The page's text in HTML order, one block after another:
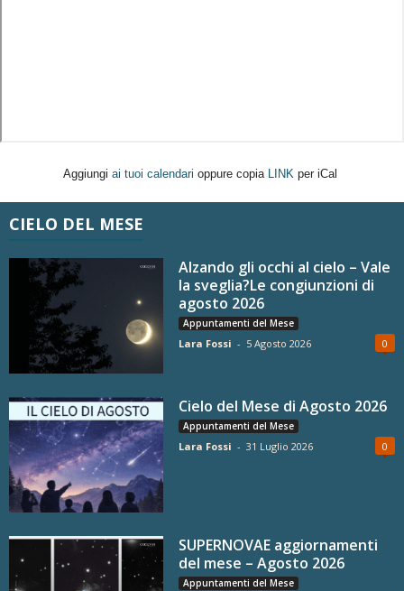
Aggiungi ai tuoi calendari oppure copia LINK per iCal
CIELO DEL MESE
Alzando gli occhi al cielo – Vale
la sveglia?Le congiunzioni di
agosto 2026
Appuntamenti del Mese
Lara Fossi - 5 Agosto 2026 0
Cielo del Mese di Agosto 2026
Appuntamenti del Mese
Lara Fossi - 31 Luglio 2026 0
SUPERNOVAE aggiornamenti
del mese – Agosto 2026
Appuntamenti del Mese